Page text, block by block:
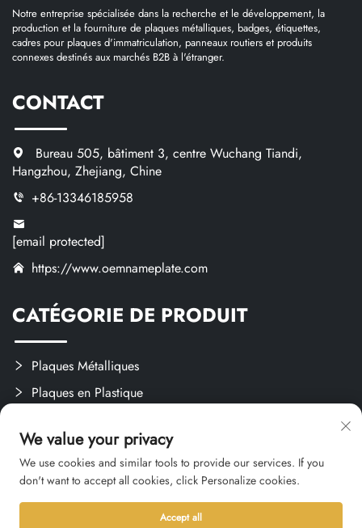
Notre entreprise spécialisée dans la recherche et le développement, la
production et la fourniture de plaques métalliques, badges, étiquettes,
cadres pour plaques d'immatriculation, panneaux routiers et produits
connexes destinés aux marchés B2B à l'étranger.
CONTACT
Bureau 505, bâtiment 3, centre Wuchang Tiandi,
Hangzhou, Zhejiang, Chine
+86-13346185958
[email protected]
https://www.oemnameplate.com
CATÉGORIE DE PRODUIT
Plaques Métalliques
Plaques en Plastique
Créations Sur Mesure
We value your privacy
We use cookies and similar tools to provide our services. If you
don't want to accept all cookies, click Personalize cookies.
Accept all